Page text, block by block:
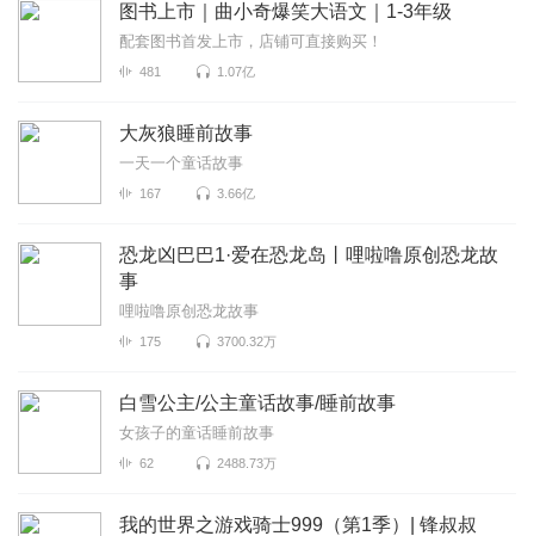
图书上市｜曲小奇爆笑大语文｜1-3年级
配套图书首发上市，店铺可直接购买！
481 1.07亿
大灰狼睡前故事
一天一个童话故事
167 3.66亿
恐龙凶巴巴1·爱在恐龙岛丨哩啦噜原创恐龙故
事
哩啦噜原创恐龙故事
175 3700.32万
白雪公主/公主童话故事/睡前故事
女孩子的童话睡前故事
62 2488.73万
我的世界之游戏骑士999（第1季）| 锋叔叔